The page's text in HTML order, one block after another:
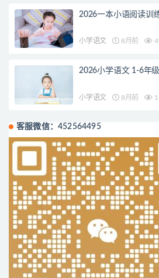
2026一本小语阅读训
小学语文 8月前
2026小学语文 1-6年
小学语文 8月前
客服微信：452564495